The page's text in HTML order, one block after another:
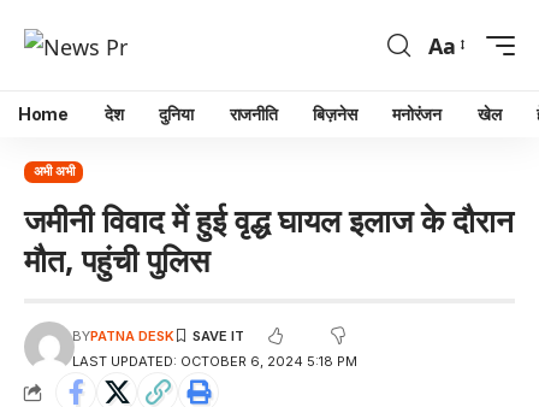
Aa
Home देश दुनिया राजनीति बिज़नेस मनोरंजन खेल
अभी अभी
जमीनी विवाद में हुई वृद्ध घायल इलाज के दौरान
मौत, पहुंची पुलिस
LAST UPDATED: OCTOBER 6, 2024 5:18 PM
BYPATNA DESK